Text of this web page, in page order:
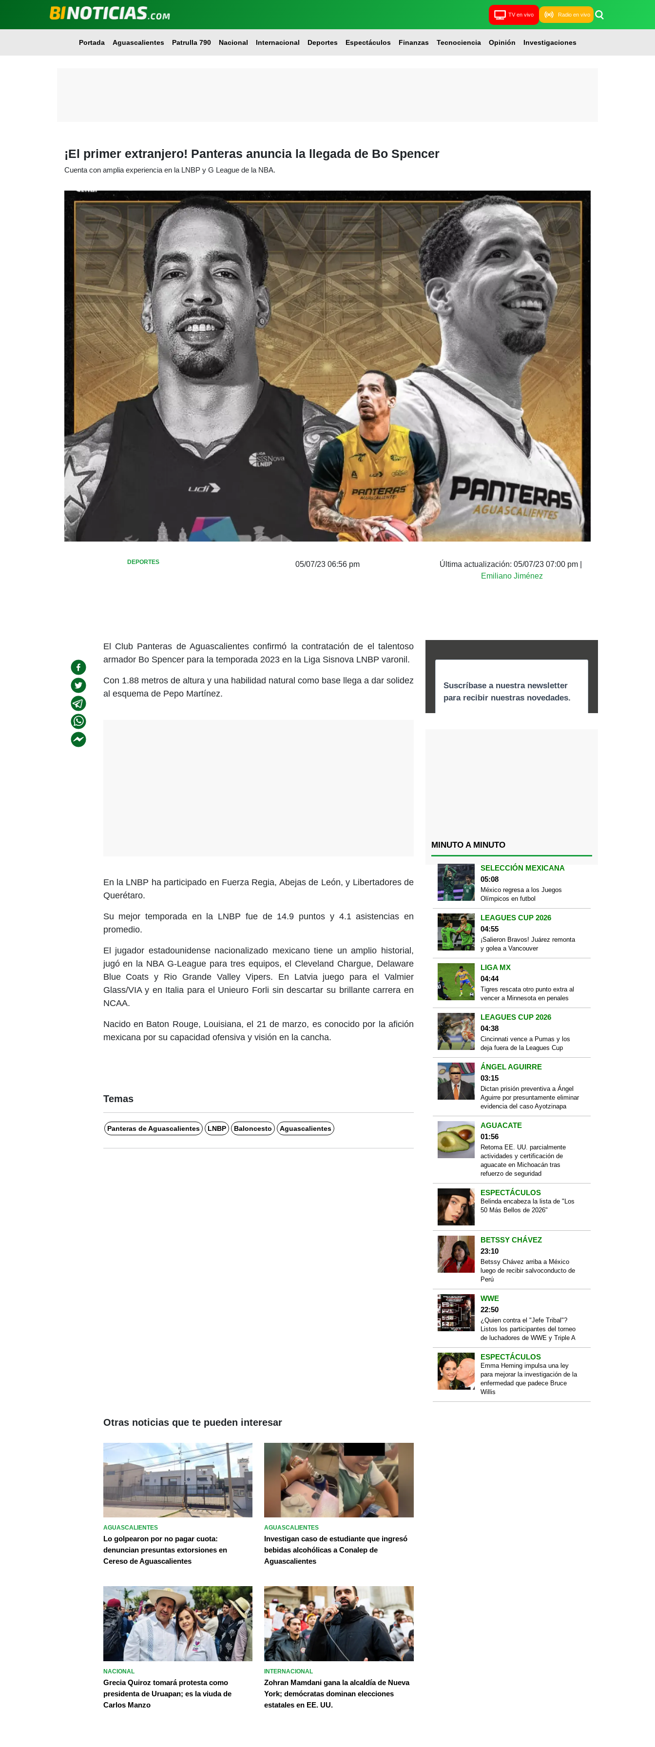
TV en vivo Radio en vivo
Portada Aguascalientes Patrulla 790 Nacional Internacional Deportes Espectáculos Finanzas Tecnociencia Opinión Investigaciones
¡El primer extranjero! Panteras anuncia la llegada de Bo Spencer
Cuenta con amplia experiencia en la LNBP y G League de la NBA.
DEPORTES 05/07/23 06:56 pm Última actualización: 05/07/23 07:00 pm
Emiliano Jiménez
El Club Panteras de Aguascalientes confirmó la contratación de el talentoso
armador Bo Spencer para la temporada 2023 en la Liga Sisnova LNBP varonil.
Con 1.88 metros de altura y una habilidad natural como base llega a dar solidez
al esquema de Pepo Martínez.
En la LNBP ha participado en Fuerza Regia, Abejas de León, y Libertadores de
Querétaro.
Su mejor temporada en la LNBP fue de 14.9 puntos y 4.1 asistencias en
promedio.
El jugador estadounidense nacionalizado mexicano tiene un amplio historial,
jugó en la NBA G-League para tres equipos, el Cleveland Chargue, Delaware
Blue Coats y Rio Grande Valley Vipers. En Latvia juego para el Valmier
Glass/VIA y en Italia para el Unieuro Forli sin descartar su brillante carrera en
NCAA.
Nacido en Baton Rouge, Louisiana, el 21 de marzo, es conocido por la afición
mexicana por su capacidad ofensiva y visión en la cancha.
Temas
Panteras de Aguascalientes LNBP Baloncesto Aguascalientes
MINUTO A MINUTO
SELECCIÓN MEXICANA
05:08
México regresa a los Juegos
Olímpicos en futbol
LEAGUES CUP 2026
04:55
¡Salieron Bravos! Juárez remonta
y golea a Vancouver
LIGA MX
04:44
Tigres rescata otro punto extra al
vencer a Minnesota en penales
LEAGUES CUP 2026
04:38
Cincinnati vence a Pumas y los
deja fuera de la Leagues Cup
ÁNGEL AGUIRRE
03:15
Dictan prisión preventiva a Ángel
Aguirre por presuntamente eliminar
evidencia del caso Ayotzinapa
AGUACATE
01:56
Retoma EE. UU. parcialmente
actividades y certificación de
aguacate en Michoacán tras
refuerzo de seguridad
ESPECTÁCULOS
Belinda encabeza la lista de "Los
50 Más Bellos de 2026"
BETSSY CHÁVEZ
23:10
Betssy Chávez arriba a México
luego de recibir salvoconducto de
Perú
WWE
22:50
¿Quien contra el "Jefe Tribal"?
Listos los participantes del torneo
de luchadores de WWE y Triple A
ESPECTÁCULOS
Emma Heming impulsa una ley
para mejorar la investigación de la
enfermedad que padece Bruce
Willis
Otras noticias que te pueden interesar
AGUASCALIENTES
Lo golpearon por no pagar cuota:
denuncian presuntas extorsiones en
Cereso de Aguascalientes
AGUASCALIENTES
Investigan caso de estudiante que ingresó
bebidas alcohólicas a Conalep de
Aguascalientes
NACIONAL
Grecia Quiroz tomará protesta como
presidenta de Uruapan; es la viuda de
Carlos Manzo
INTERNACIONAL
Zohran Mamdani gana la alcaldía de Nueva
York; demócratas dominan elecciones
estatales en EE. UU.